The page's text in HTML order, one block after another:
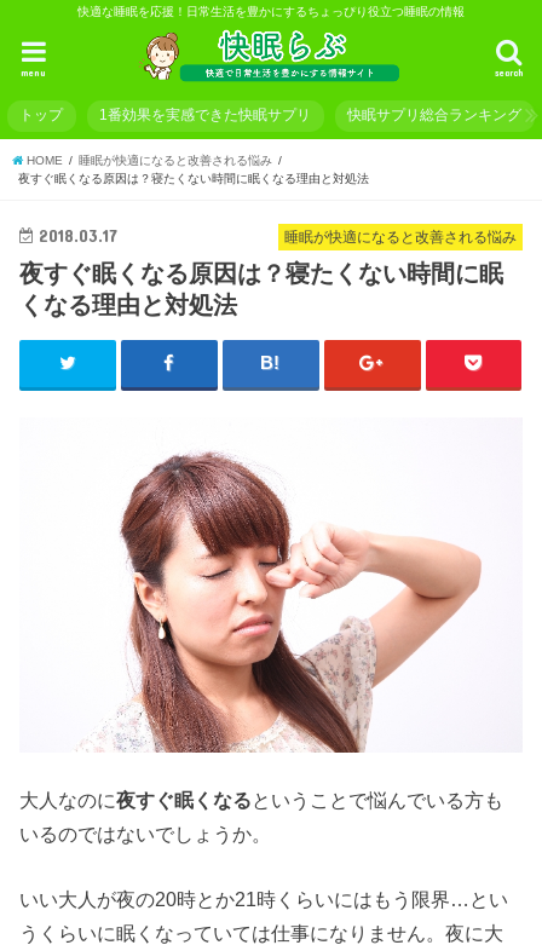
快適な睡眠を応援！日常生活を豊かにするちょっぴり役立つ睡眠の情報
search
menu
トップ 1番効果を実感できた快眠サプリ 快眠サプリ総合ランキング
HOME
睡眠が快適になると改善される悩み
夜すぐ眠くなる原因は？寝たくない時間に眠くなる理由と対処法
睡眠が快適になると改善される悩み
2018.03.17
夜すぐ眠くなる原因は？寝たくない時間に眠
くなる理由と対処法
大人なのに夜すぐ眠くなるということで悩んでいる方も
いるのではないでしょうか。
いい大人が夜の20時とか21時くらいにはもう限界…とい
うくらいに眠くなっていては仕事になりません。夜に大